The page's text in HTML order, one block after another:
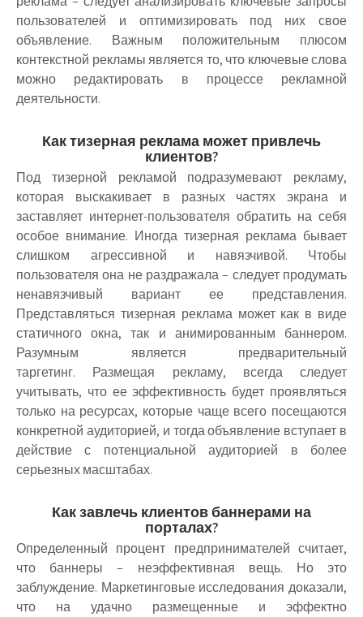
пользователей и оптимизировать под них свое
объявление. Важным положительным плюсом
контекстной рекламы является то, что ключевые слова
можно редактировать в процессе рекламной
деятельности.
Как тизерная реклама может привлечь
клиентов?
Под тизерной рекламой подразумевают рекламу,
которая выскакивает в разных частях экрана и
заставляет интернет-пользователя обратить на себя
особое внимание. Иногда тизерная реклама бывает
слишком агрессивной и навязчивой. Чтобы
пользователя она не раздражала – следует продумать
ненавязчивый вариант ее представления.
Представляться тизерная реклама может как в виде
статичного окна, так и анимированным баннером.
Разумным является предварительный
таргетинг. Размещая рекламу, всегда следует
учитывать, что ее эффективность будет проявляться
только на ресурсах, которые чаще всего посещаются
конкретной аудиторией, и тогда объявление вступает в
действие с потенциальной аудиторией в более
серьезных масштабах.
Как завлечь клиентов баннерами на
порталах?
Определенный процент предпринимателей считает,
что баннеры – неэффективная вещь. Но это
заблуждение. Маркетинговые исследования доказали,
что на удачно размещенные и эффектно